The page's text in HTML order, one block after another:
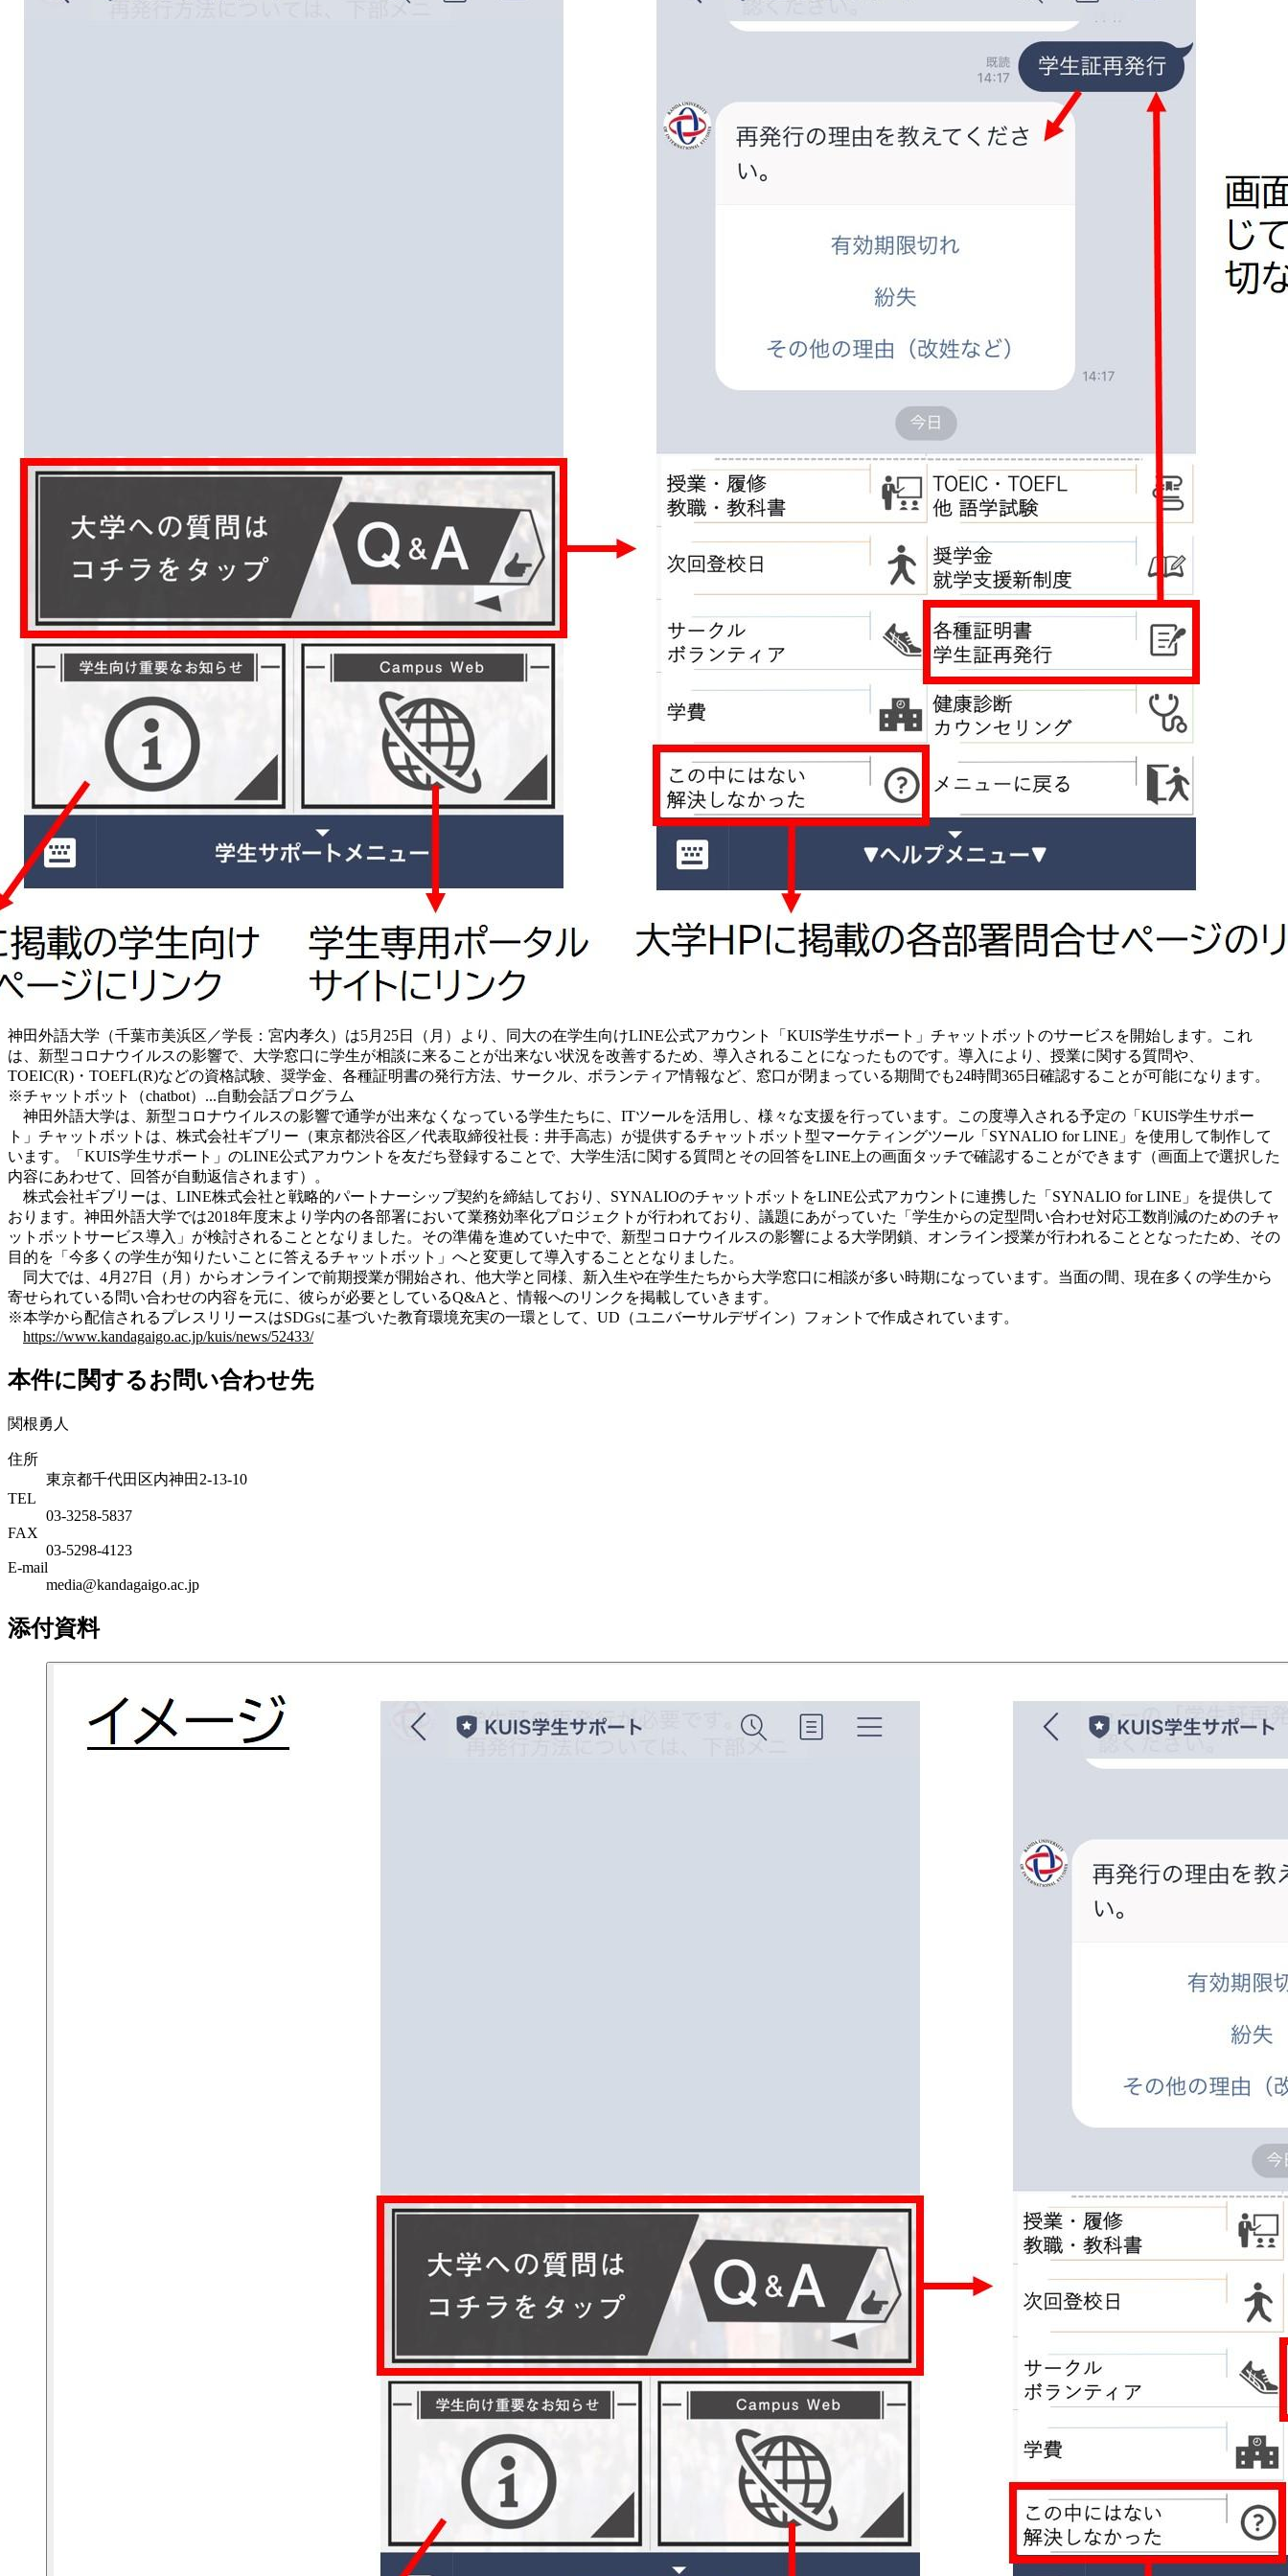
神田外語大学（千葉市美浜区／学長：宮内孝久）は5月25日（月）より、同大の在学生向けLINE公式アカウント「KUIS学生サポート」チャットボットのサービスを開始します。これ
は、新型コロナウイルスの影響で、大学窓口に学生が相談に来ることが出来ない状況を改善するため、導入されることになったものです。導入により、授業に関する質問や、
TOEIC(R)・TOEFL(R)などの資格試験、奨学金、各種証明書の発行方法、サークル、ボランティア情報など、窓口が閉まっている期間でも24時間365日確認することが可能になります。
※チャットボット（chatbot）...自動会話プログラム
神田外語大学は、新型コロナウイルスの影響で通学が出来なくなっている学生たちに、ITツールを活用し、様々な支援を行っています。この度導入される予定の「KUIS学生サポー
ト」チャットボットは、株式会社ギブリー（東京都渋谷区／代表取締役社長：井手高志）が提供するチャットボット型マーケティングツール「SYNALIO for LINE」を使用して制作して
います。「KUIS学生サポート」のLINE公式アカウントを友だち登録することで、大学生活に関する質問とその回答をLINE上の画面タッチで確認することができます（画面上で選択した
内容にあわせて、回答が自動返信されます）。
株式会社ギブリーは、LINE株式会社と戦略的パートナーシップ契約を締結しており、SYNALIOのチャットボットをLINE公式アカウントに連携した「SYNALIO for LINE」を提供して
おります。神田外語大学では2018年度末より学内の各部署において業務効率化プロジェクトが行われており、議題にあがっていた「学生からの定型問い合わせ対応工数削減のためのチャ
ットボットサービス導入」が検討されることとなりました。その準備を進めていた中で、新型コロナウイルスの影響による大学閉鎖、オンライン授業が行われることとなったため、その
目的を「今多くの学生が知りたいことに答えるチャットボット」へと変更して導入することとなりました。
同大では、4月27日（月）からオンラインで前期授業が開始され、他大学と同様、新入生や在学生たちから大学窓口に相談が多い時期になっています。当面の間、現在多くの学生から
寄せられている問い合わせの内容を元に、彼らが必要としているQ&Aと、情報へのリンクを掲載していきます。
※本学から配信されるプレスリリースはSDGsに基づいた教育環境充実の一環として、UD（ユニバーサルデザイン）フォントで作成されています。
https://www.kandagaigo.ac.jp/kuis/news/52433/
本件に関するお問い合わせ先
関根勇人
住所
東京都千代田区内神田2-13-10
TEL
03-3258-5837
FAX
03-5298-4123
E-mail
media@kandagaigo.ac.jp
添付資料